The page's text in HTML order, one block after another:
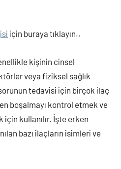
için buraya tıklayın..
kişinin cinsel
veya fiziksel sağlık
tedavisi için birçok ilaç
boşalmayı kontrol etmek ve
kullanılır. İşte erken
bazı ilaçların isimleri ve